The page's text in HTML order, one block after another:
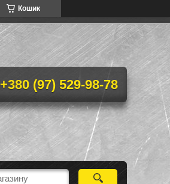
Кошик
+380 (97) 529-98-78